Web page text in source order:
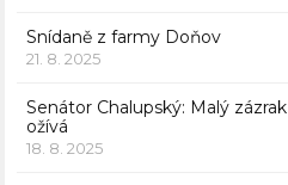
Snídaně z farmy Doňov
21. 8. 2025
Senátor Chalupský: Malý
ožívá
18. 8. 2025